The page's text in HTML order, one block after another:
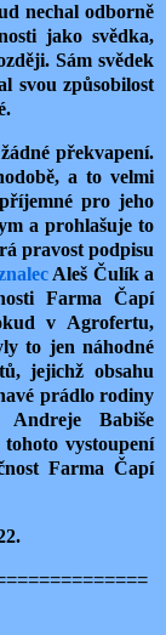
nechal odborně
jako svědka,
Sám svědek
svou způsobilost
překvapení.
a to velmi
pro jeho
a prohlašuje to
pravost podpisu
Aleš Čulík a
Farma Čapí
v Agrofertu,
to jen náhodné
jejichž obsahu
prádlo rodiny
Babiše
vystoupení
Farma Čapí